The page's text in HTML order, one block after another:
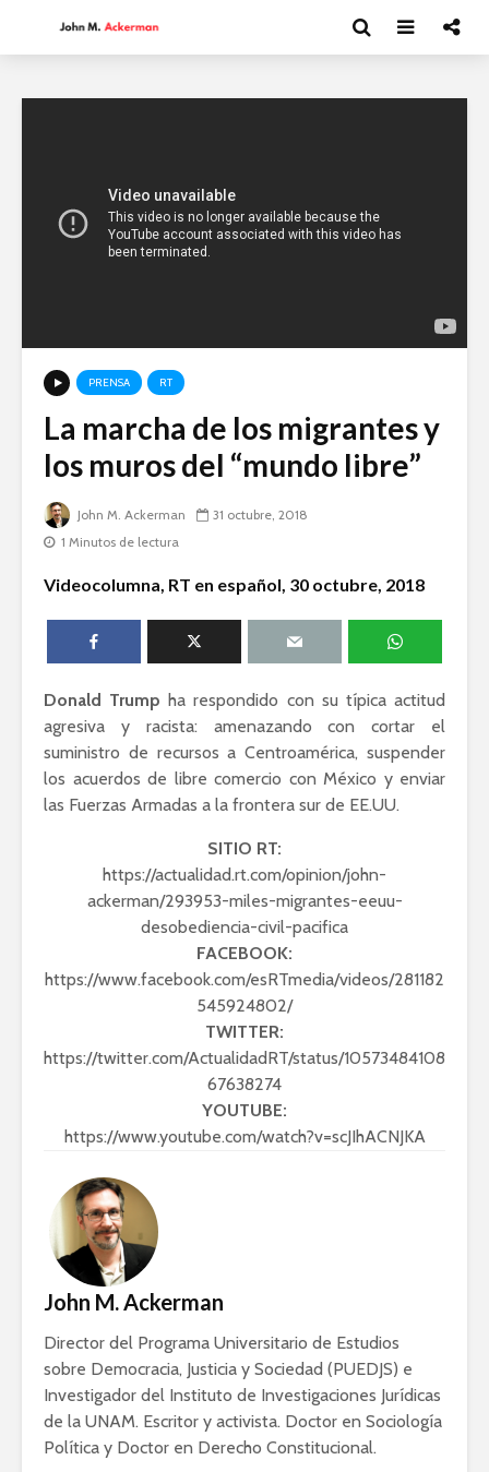
PRENSA RT
La marcha de los migrantes y
los muros del “mundo libre”
John M. Ackerman
31 octubre, 2018
1 Minutos de lectura
Videocolumna, RT en español, 30 octubre, 2018
Donald Trump ha respondido con su típica actitud
agresiva y racista: amenazando con cortar el
suministro de recursos a Centroamérica, suspender
los acuerdos de libre comercio con México y enviar
las Fuerzas Armadas a la frontera sur de EE.UU.
SITIO RT:
https://actualidad.rt.com/opinion/john-
ackerman/293953-miles-migrantes-eeuu-
desobediencia-civil-pacifica
FACEBOOK:
https://www.facebook.com/esRTmedia/videos/281182
545924802/
TWITTER:
https://twitter.com/ActualidadRT/status/10573484108
67638274
YOUTUBE:
https://www.youtube.com/watch?v=scJIhACNJKA
John M. Ackerman
Director del Programa Universitario de Estudios
sobre Democracia, Justicia y Sociedad (PUEDJS) e
Investigador del Instituto de Investigaciones Jurídicas
de la UNAM. Escritor y activista. Doctor en Sociología
Política y Doctor en Derecho Constitucional.
Moisés Garduño:
Irán y el futuro del
UAM en
movimiento
Guillermo Arriaga:
Novelista desde el
alma.
David
teología
Dolores
sociedad
derechos
Académicos contra
la 4T
Debate entre John
Ackerman y Javier
Astillero
La cumbre AMLO-
La
política
Germán